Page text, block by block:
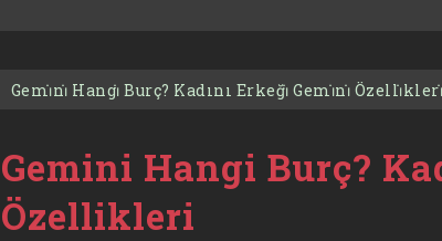
Gemi̇ni̇ Hangi̇ Burç? Kadını Erkeği̇ Gemi̇ni̇ Özelli̇kleri̇
Gemini Hangi Burç?
Özellikleri